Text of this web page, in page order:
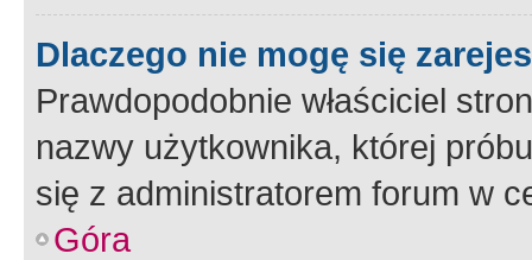
Dlaczego nie mogę się
Prawdopodobnie właściciel
nazwy użytkownika, której
się z administratorem forum w
Góra